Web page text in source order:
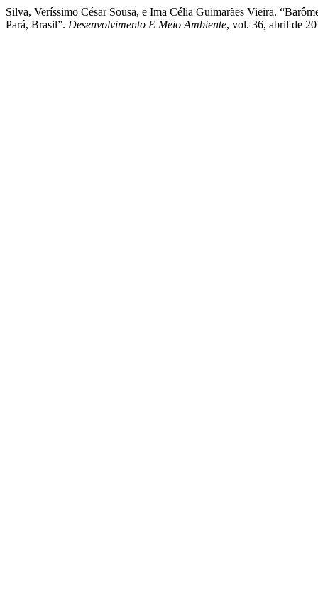
Silva, Veríssimo César Sousa, e Ima Célia Guimarães Vieira.
Pará, Brasil”. Desenvolvimento E Meio Ambiente, vol. 36, abril de